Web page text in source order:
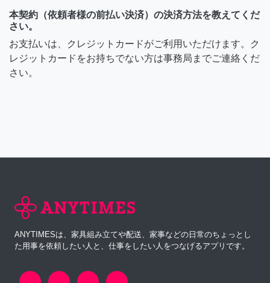
本契約（依頼者様の前払い決済）の決済方法を教えてくだ
さい。
お支払いは、クレジットカードがご利用いただけます。ク
レジットカードをお持ちでない方は事務局までご連絡くだ
さい。
ANYTIMESは、家具組み立てや配送、家事などの日常のちょっとし
た用事を依頼したい人と、仕事をしたい人をつなげるアプリです。